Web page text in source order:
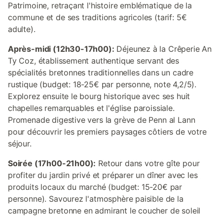
Patrimoine, retraçant l'histoire emblématique de la
commune et de ses traditions agricoles (tarif: 5€
adulte).
Après-midi (12h30-17h00): Déjeunez à la Crêperie An
Ty Coz, établissement authentique servant des
spécialités bretonnes traditionnelles dans un cadre
rustique (budget: 18-25€ par personne, note 4,2/5).
Explorez ensuite le bourg historique avec ses huit
chapelles remarquables et l'église paroissiale.
Promenade digestive vers la grève de Penn al Lann
pour découvrir les premiers paysages côtiers de votre
séjour.
Soirée (17h00-21h00): Retour dans votre gîte pour
profiter du jardin privé et préparer un dîner avec les
produits locaux du marché (budget: 15-20€ par
personne). Savourez l'atmosphère paisible de la
campagne bretonne en admirant le coucher de soleil